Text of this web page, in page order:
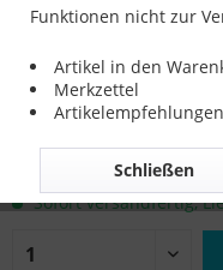
18,90 € *
zzgl. Versandkosten
Sofort versandfertig,
Funktionen nicht zur
Artikel in den
Merkzettel
Schließen